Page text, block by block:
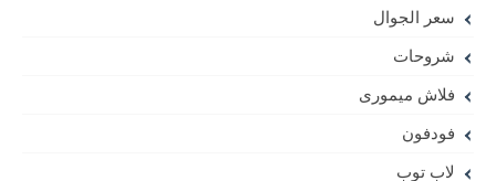
سعر الجوال
شروحات
فلاش ميمورى
فودفون
لاب توب